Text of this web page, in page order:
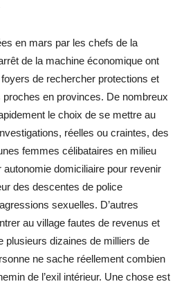
en mars par les chefs de la
de la machine économique ont
de rechercher protections et
en provinces. De nombreux
le choix de se mettre au
réelles ou craintes, des
femmes célibataires en milieu
autonomie domiciliaire pour revenir
des descentes de police
sexuelles. D’autres
au village fautes de revenus et
plusieurs dizaines de milliers de
ne sache réellement combien
de l’exil intérieur. Une chose est